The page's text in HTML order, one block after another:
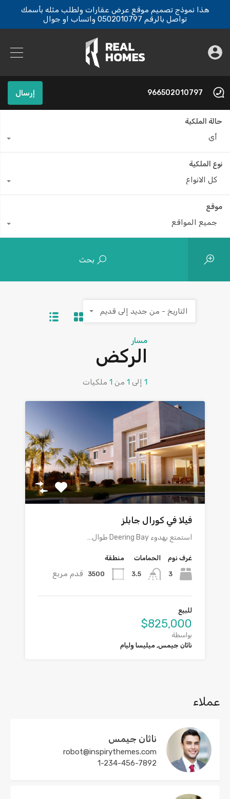
هذا نموذج تصميم موقع عرض عقارات ولطلب مثله بأسمك
تواصل بالرقم 0502010797 واتساب او جوال
966502010797 إرسال
حالة الملكية
أي
نوع الملكية
كل الانواع
موقع
جميع المواقع
بحث
مسار
الركض
1 إلى 1 من 1 ملكيات
التاريخ - من جديد إلى قديم
فيلا في كورال جابلز
استمتع بهدوء Deering Bay طوال…
غرف نوم
3
الحمامات
3.5
منطقة
3500 قدم مربع
للبيع
$825,000
بواسطة
ناثان جيمس, ميليسا وليام
عملاء
ناثان جيمس
robot@inspirythemes.com
1-234-456-7892